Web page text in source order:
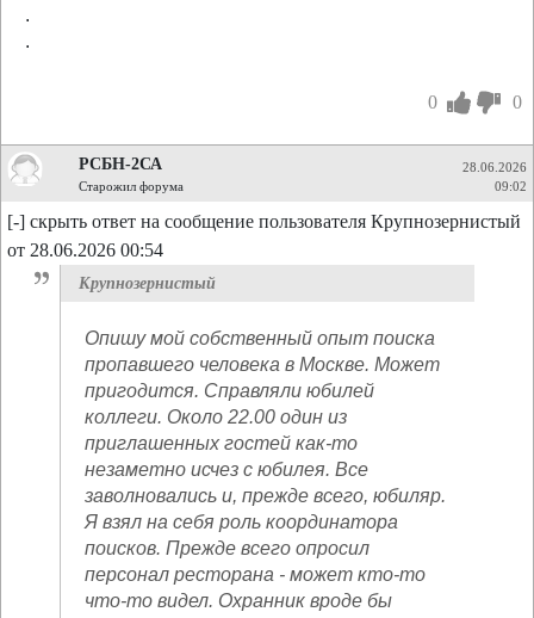
.
.
0 0
РСБН-2СА
Старожил форума
28.06.2026
09:02
[-] скрыть ответ на сообщение пользователя Крупнозернистый
от 28.06.2026 00:54
Крупнозернистый
Опишу мой собственный опыт поиска
пропавшего человека в Москве. Может
пригодится. Справляли юбилей
коллеги. Около 22.00 один из
приглашенных гостей как-то
незаметно исчез с юбилея. Все
заволновались и, прежде всего, юбиляр.
Я взял на себя роль координатора
поисков. Прежде всего опросил
персонал ресторана - может кто-то
что-то видел. Охранник вроде бы